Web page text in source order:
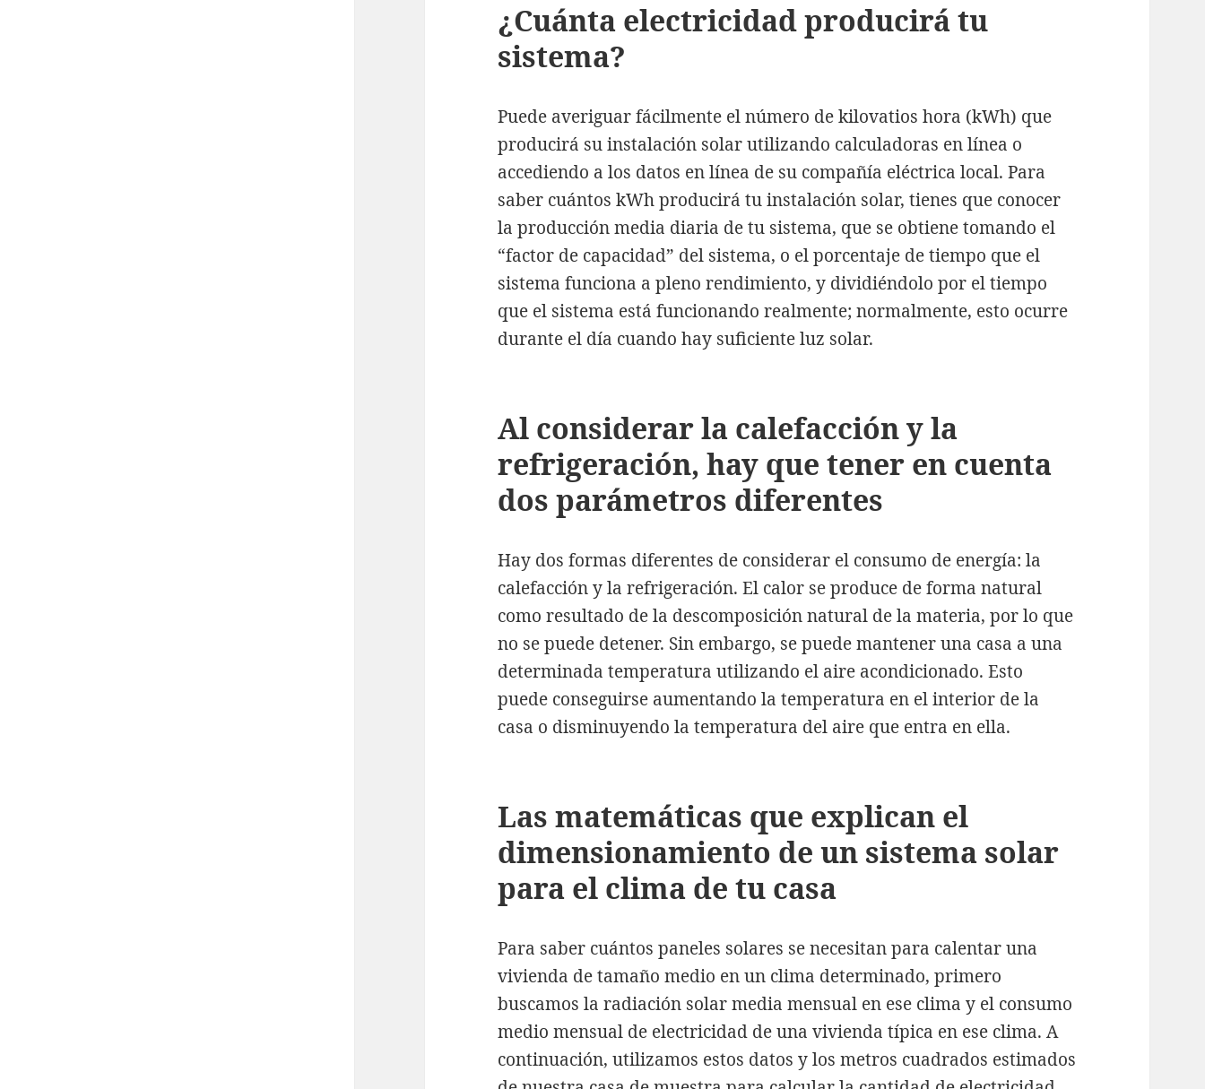
¿Cuánta electricidad producirá tu
sistema?
Puede averiguar fácilmente el número de kilovatios hora (kWh) que
producirá su instalación solar utilizando calculadoras en línea o
accediendo a los datos en línea de su compañía eléctrica local. Para
saber cuántos kWh producirá tu instalación solar, tienes que conocer
la producción media diaria de tu sistema, que se obtiene tomando el
“factor de capacidad” del sistema, o el porcentaje de tiempo que el
sistema funciona a pleno rendimiento, y dividiéndolo por el tiempo
que el sistema está funcionando realmente; normalmente, esto ocurre
durante el día cuando hay suficiente luz solar.
Al considerar la calefacción y la
refrigeración, hay que tener en cuenta
dos parámetros diferentes
Hay dos formas diferentes de considerar el consumo de energía: la
calefacción y la refrigeración. El calor se produce de forma natural
como resultado de la descomposición natural de la materia, por lo que
no se puede detener. Sin embargo, se puede mantener una casa a una
determinada temperatura utilizando el aire acondicionado. Esto
puede conseguirse aumentando la temperatura en el interior de la
casa o disminuyendo la temperatura del aire que entra en ella.
Las matemáticas que explican el
dimensionamiento de un sistema solar
para el clima de tu casa
Para saber cuántos paneles solares se necesitan para calentar una
vivienda de tamaño medio en un clima determinado, primero
buscamos la radiación solar media mensual en ese clima y el consumo
medio mensual de electricidad de una vivienda típica en ese clima. A
continuación, utilizamos estos datos y los metros cuadrados estimados